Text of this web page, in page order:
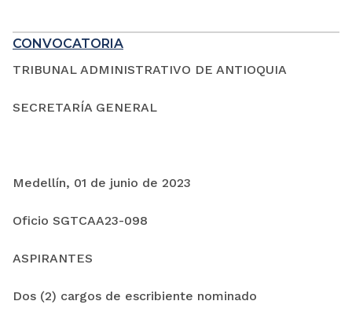
CONVOCATORIA
TRIBUNAL ADMINISTRATIVO DE ANTIOQUIA
SECRETARÍA GENERAL
Medellín, 01 de junio de 2023
Oficio SGTCAA23-098
ASPIRANTES
Dos (2) cargos de escribiente nominado